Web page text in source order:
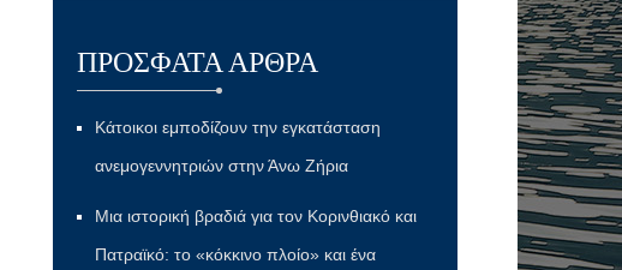
ΠΡΌΣΦΑΤΑ ΆΡΘΡΑ
Κάτοικοι εμποδίζουν την εγκατάσταση
ανεμογεννητριών στην Άνω Ζήρια
Μια ιστορική βραδιά για τον Κορινθιακό και
Πατραϊκό: το «κόκκινο πλοίο» και ένα